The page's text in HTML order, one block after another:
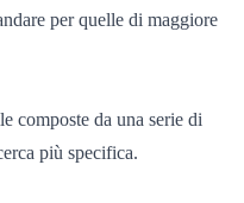
per quelle di maggiore
composte da una serie di
più specifica.